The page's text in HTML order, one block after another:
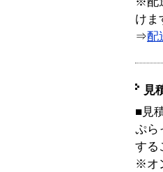
けま
⇒配
見
■見
ぷら
する
※オ